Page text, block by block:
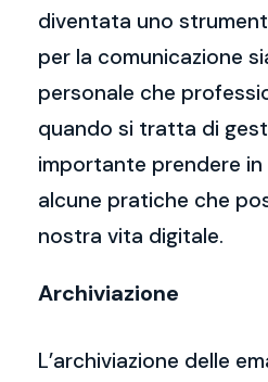
diventata uno
per la comunicazione
personale che
quando si tratta di
importante prendere
alcune pratiche che
nostra vita digitale.
Archiviazione
L’archiviazione delle